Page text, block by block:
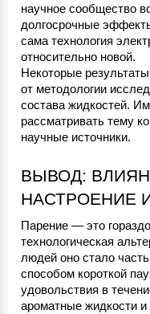
научное сообщество
долгосрочные
сама технология
относительно новой.
Некоторые
от методологии
состава жидкостей.
рассматривать тему
научные источники.
ВЫВОД:
НАСТРОЕНИЕ
Парение — это
технологическая
людей оно стало
способом короткой
удовольствия в
ароматные жидкости и